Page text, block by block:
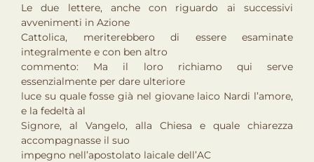
Le due lettere, anche con riguardo ai successivi
avvenimenti in Azione
Cattolica, meriterebbero di essere esaminate
integralmente e con ben altro
commento: Ma il loro richiamo qui serve
essenzialmente per dare ulteriore
luce su quale fosse già nel giovane laico Nardi l’amore,
e la fedeltà al
Signore, al Vangelo, alla Chiesa e quale chiarezza
accompagnasse il suo
impegno nell’apostolato laicale dell’AC